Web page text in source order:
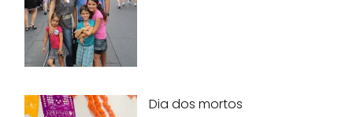
Dia dos mortos